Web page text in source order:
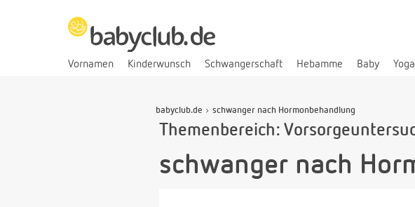
Vornamen Kinderwunsch Schwangerschaft Hebamme Baby Yoga
babyclub.de schwanger nach Hormonbehandlung
Themenbereich:
schwanger nach